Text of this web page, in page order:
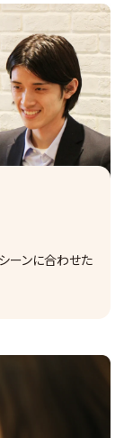
ーンに合わせた